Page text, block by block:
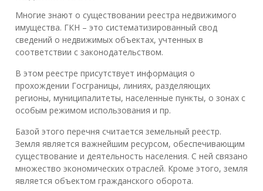
Многие знают о существовании реестра недвижимого
имущества. ГКН – это систематизированный свод
сведений о недвижимых объектах, учтенных в
соответствии с законодательством.
В этом реестре присутствует информация о
прохождении Госграницы, линиях, разделяющих
регионы, муниципалитеты, населенные пункты, о зонах с
особым режимом использования и пр.
Базой этого перечня считается земельный реестр.
Земля является важнейшим ресурсом, обеспечивающим
существование и деятельность населения. С ней связано
множество экономических отраслей. Кроме этого, земля
является объектом гражданского оборота.